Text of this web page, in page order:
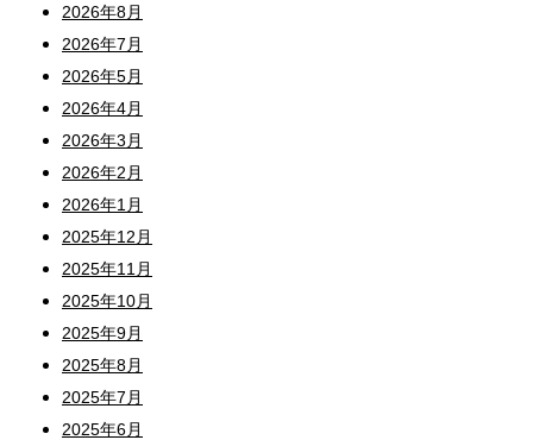
2026年8月
2026年7月
2026年5月
2026年4月
2026年3月
2026年2月
2026年1月
2025年12月
2025年11月
2025年10月
2025年9月
2025年8月
2025年7月
2025年6月